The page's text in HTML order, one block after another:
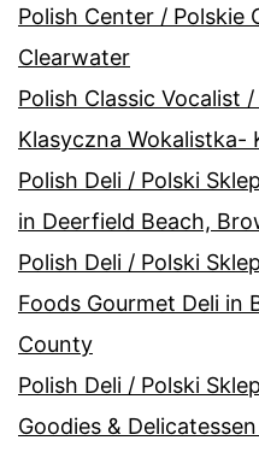
Polish Center / Polskie
Clearwater
Polish Classic Vocalist
Klasyczna Wokalistka-
Polish Deli / Polski
in Deerfield Beach,
Polish Deli / Polski
Foods Gourmet Deli in
County
Polish Deli / Polski
Goodies &